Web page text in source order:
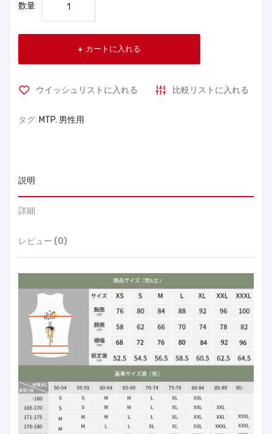
数量
カートに入れる
ウイッシュリストに入れる 比較リストに入れる
タグ: MTP, 男性用
説明
詳細
レビュー (0)